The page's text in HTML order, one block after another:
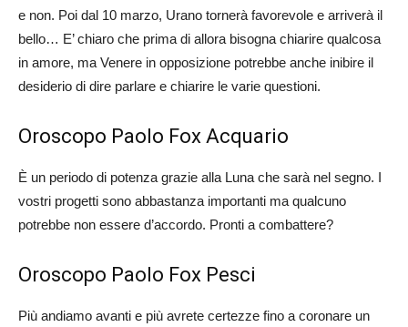
e non. Poi dal 10 marzo, Urano tornerà favorevole e arriverà il
bello… E’ chiaro che prima di allora bisogna chiarire qualcosa
in amore, ma Venere in opposizione potrebbe anche inibire il
desiderio di dire parlare e chiarire le varie questioni.
Oroscopo Paolo Fox Acquario
È un periodo di potenza grazie alla Luna che sarà nel segno. I
vostri progetti sono abbastanza importanti ma qualcuno
potrebbe non essere d’accordo. Pronti a combattere?
Oroscopo Paolo Fox Pesci
Più andiamo avanti e più avrete certezze fino a coronare un